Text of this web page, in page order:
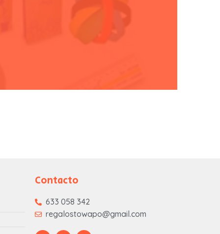
Contacto
633 058 342
regalostowapo@gmail.com